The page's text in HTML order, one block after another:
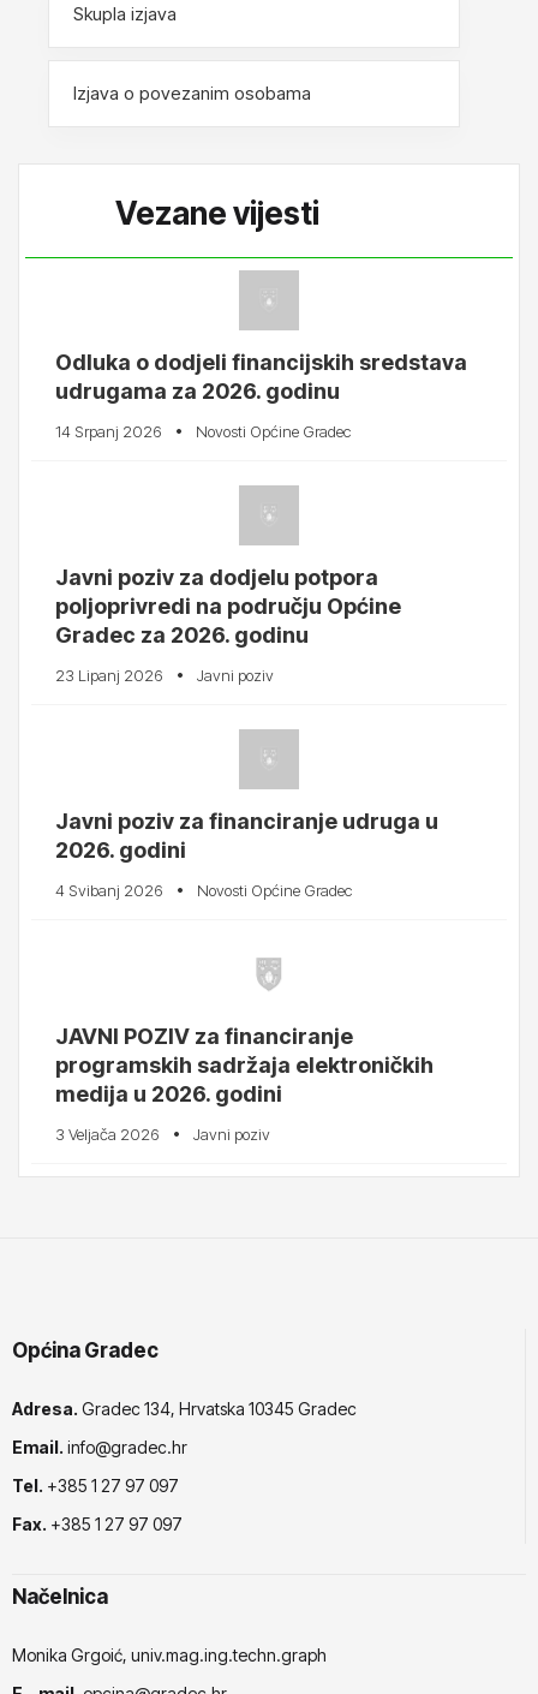
Skupla izjava
Izjava o povezanim osobama
Vezane vijesti
Odluka o dodjeli financijskih sredstava
udrugama za 2026. godinu
14 Srpanj 2026 Novosti Općine Gradec
Javni poziv za dodjelu potpora
poljoprivredi na području Općine
Gradec za 2026. godinu
23 Lipanj 2026 Javni poziv
Javni poziv za financiranje udruga u
2026. godini
4 Svibanj 2026 Novosti Općine Gradec
JAVNI POZIV za financiranje
programskih sadržaja elektroničkih
medija u 2026. godini
3 Veljača 2026 Javni poziv
Općina Gradec
Adresa. Gradec 134, Hrvatska 10345 Gradec
Email. info@gradec.hr
Tel. +385 1 27 97 097
Fax. +385 1 27 97 097
Načelnica
Monika Grgoić, univ.mag.ing.techn.graph